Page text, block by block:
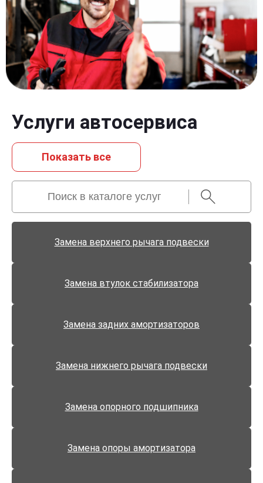
Услуги автосервиса
Показать всe
Замена верхнего рычага подвески
Замена втулок стабилизатора
Замена задних амортизаторов
Замена нижнего рычага подвески
Замена опорного подшипника
Замена опоры амортизатора